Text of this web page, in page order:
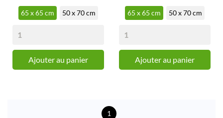
65 x 65 cm 50 x 70 cm
Ajouter au panier
65 x 65 cm 50 x 70 cm
Ajouter au panier
1